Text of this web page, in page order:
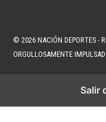
© 2026 NACIÓN DEPORTES -
ORGULLOSAMENTE
Salir